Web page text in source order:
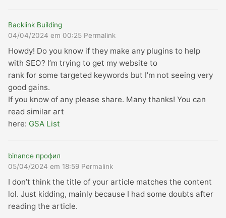
Backlink Building
04/04/2024 em 00:25 Permalink
Howdy! Do you know if they make any plugins to help
with SEO? I’m trying to get my website to
rank for some targeted keywords but I’m not seeing very
good gains.
If you know of any please share. Many thanks! You can
read similar art
here: GSA List
binance профил
05/04/2024 em 18:59 Permalink
I don’t think the title of your article matches the content
lol. Just kidding, mainly because I had some doubts after
reading the article.